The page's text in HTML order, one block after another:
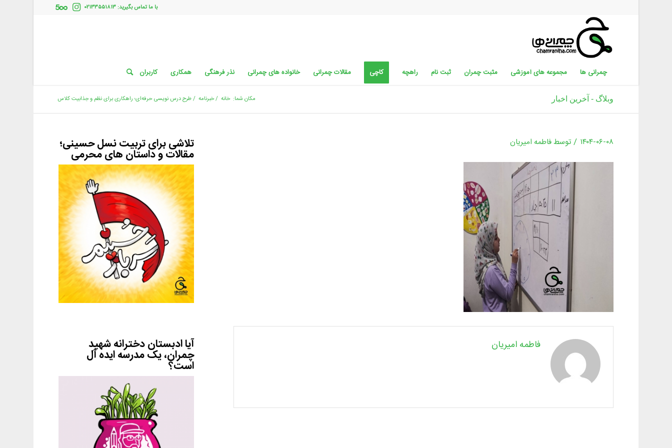
با ما تماس بگیرید: ۰۲۱۳۳۵۵۱۸۱۳
چمرانی ها مجموعه های آموزشی مثبت چمران ثبت نام راهچه کاچی مقالات چمرانی خانواده های چمرانی نذر فرهنگی همکاری کاربران
وبلاگ - آخرین اخبار مکان شما: خانه /خبرنامه /طرح درس نویسی حرفه‌ای؛ راهکاری برای نظم و جذابیت کلاس
۱۴۰۴-۰۶-۰۸ / توسطفاطمه امیریان
فاطمه امیریان
تلاشی برای تربیت نسل حسینی؛
مقالات و داستان های محرمی
آیا ادبستان دخترانه شهید
چمران، یک مدرسه ایده آل
است؟